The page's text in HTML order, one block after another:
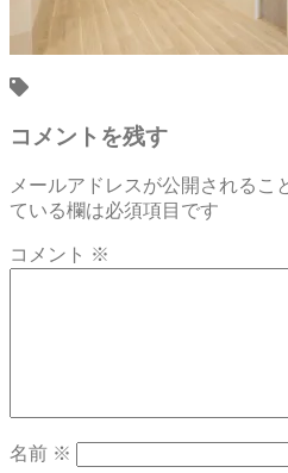
コメントを残す
メールアドレスが公開されるこ
ている欄は必須項目です
コメント ※
名前 ※